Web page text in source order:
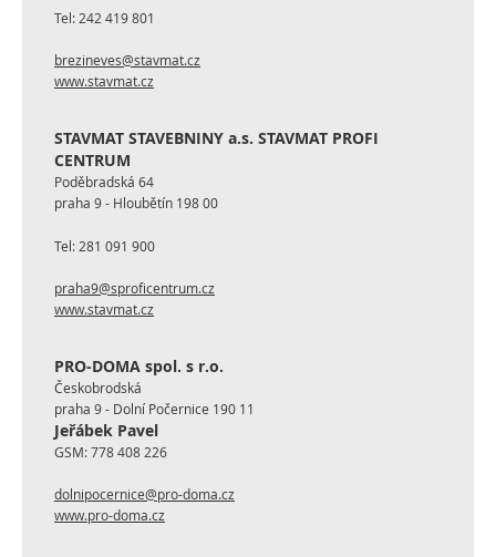
Tel: 242 419 801
brezineves@stavmat.cz
www.stavmat.cz
STAVMAT STAVEBNINY a.s. STAVMAT PROFI
CENTRUM
Poděbradská 64
praha 9 - Hloubětín 198 00
Tel: 281 091 900
praha9@sproficentrum.cz
www.stavmat.cz
PRO-DOMA spol. s r.o.
Českobrodská
praha 9 - Dolní Počernice 190 11
Jeřábek Pavel
GSM:778 408 226
dolnipocernice@pro-doma.cz
www.pro-doma.cz